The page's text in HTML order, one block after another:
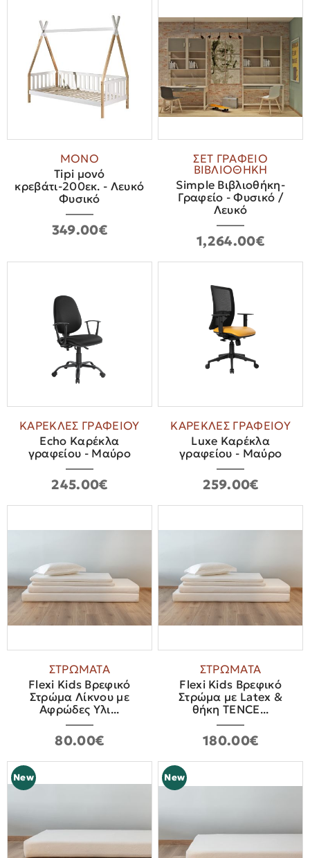
ΜΟΝΟ
Tipi μονό
κρεβάτι-200εκ. - Λευκό
Φυσικό
349.00€
ΣΕΤ ΓΡΑΦΕΙΟ
ΒΙΒΛΙΟΘΗΚΗ
Simple Βιβλιοθήκη-
Γραφείο - Φυσικό /
Λευκό
1,264.00€
ΚΑΡΕΚΛΕΣ ΓΡΑΦΕΙΟΥ
Echo Καρέκλα
γραφείου - Μαύρo
245.00€
ΚΑΡΕΚΛΕΣ ΓΡΑΦΕΙΟΥ
Luxe Καρέκλα
γραφείου - Mαύρο
259.00€
ΣΤΡΩΜΑΤΑ
Flexi Kids Βρεφικό
Στρώμα Λίκνου με
Αφρώδες Υλι...
80.00€
ΣΤΡΩΜΑΤΑ
Flexi Kids Βρεφικό
Στρώμα με Latex &
θήκη TENCE...
180.00€
New New